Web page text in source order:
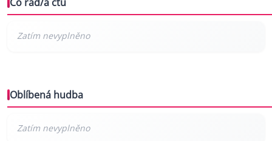
Oblíbená hudba